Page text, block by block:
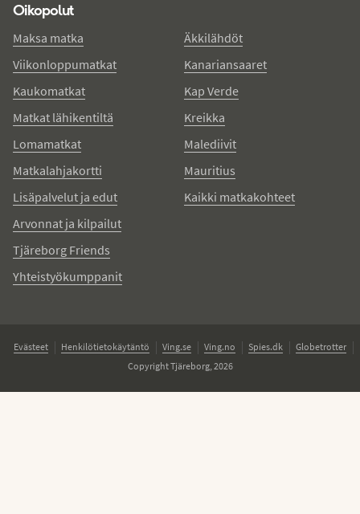
Oikopolut
Maksa matka
Viikonloppumatkat
Kaukomatkat
Matkat lähikentiltä
Lomamatkat
Matkalahjakortti
Lisäpalvelut ja edut
Arvonnat ja kilpailut
Tjäreborg Friends
Yhteistyökumppanit
Äkkilähdöt
Kanariansaaret
Kap Verde
Kreikka
Malediivit
Mauritius
Kaikki matkakohteet
Evästeet Henkilötietokäytäntö Ving.se Ving.no Spies.dk
Globetrotter
Copyright Tjäreborg, 2026